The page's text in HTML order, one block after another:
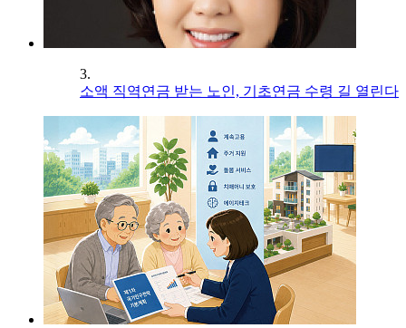
3.
소액 직역연금 받는 노인, 기초연금 수령 길 열린다